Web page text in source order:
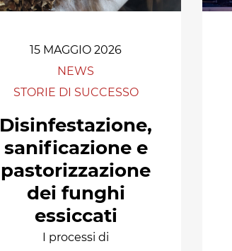
15 MAGGIO 2026
NEWS
STORIE DI SUCCESSO
Disinfestazione,
sanificazione e
pastorizzazione
dei funghi
essiccati
I processi di